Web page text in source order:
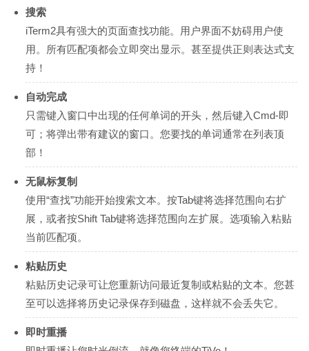
搜索
iTerm2具有强大的页面查找功能。用户界面不妨碍用户使
用。所有匹配项都会立即突出显示。甚至提供正则表达式支
持！
自动完成
只需键入窗口中出现的任何单词的开头，然后键入Cmd-即
可；将弹出带有建议的窗口。您要找的单词通常在列表顶
部！
无鼠标复制
使用“查找”功能开始搜索文本。按Tab键将选择范围向右扩
展，或者按Shift Tab键将选择范围向左扩展。选项输入粘贴
当前匹配项。
粘贴历史
粘贴历史记录可让您重新访问最近复制或粘贴的文本。您甚
至可以选择将历史记录保存到磁盘，这样就不会丢失它。
即时重播